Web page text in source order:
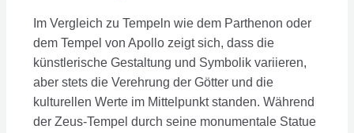
Im Vergleich zu Tempeln wie dem Parthenon oder
dem Tempel von Apollo zeigt sich, dass die
künstlerische Gestaltung und Symbolik variieren,
aber stets die Verehrung der Götter und die
kulturellen Werte im Mittelpunkt standen. Während
der Zeus-Tempel durch seine monumentale Statue